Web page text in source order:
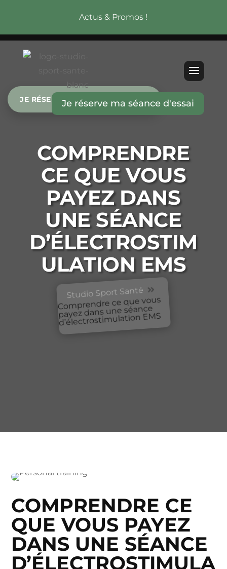
Actus & Promos !
Je réserve ma séance d'essai
COMPRENDRE
CE QUE VOUS
PAYEZ DANS
UNE SÉANCE
D’ÉLECTROSTIM
ULATION EMS
Studio Sport Santé 
Comprendre ce que vous
payez dans une séance
d’électrostimulation EMS
COMPRENDRE CE
QUE VOUS PAYEZ
DANS UNE SÉANCE
D’ÉLECTROSTIMULA
JE RÉSERVE MA SÉANCE D’ESSAI